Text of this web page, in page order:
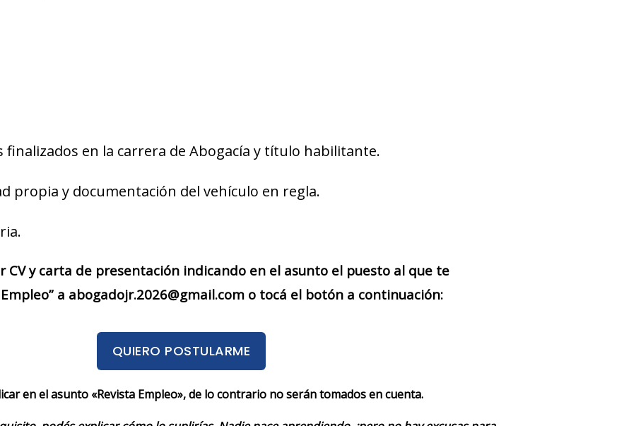
finalizados en la carrera de Abogacía y título habilitante.
propia y documentación del vehículo en regla.
CV y carta de presentación indicando en el asunto el puesto al que te
a abogadojr.2026@gmail.com o tocá el botón a continuación:
QUIERO POSTULARME
en el asunto «Revista Empleo», de lo contrario no serán tomados en cuenta.